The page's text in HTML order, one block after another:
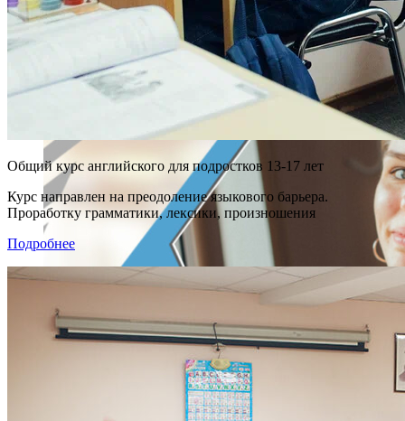
Общий курс английского для подростков 13-17 лет
Курс направлен на преодоление языкового барьера.
Проработку грамматики, лексики, произношения
Подробнее